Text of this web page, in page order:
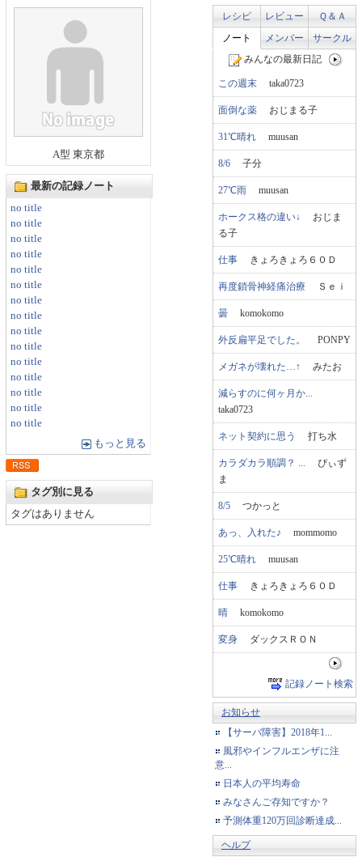
A型 東京都
最新の記録ノート
no title
no title
no title
no title
no title
no title
no title
no title
no title
no title
no title
no title
no title
no title
no title
もっと見る
タグ別に見る
タグはありません
レシピ レビュー
Ｑ＆Ａ
ノート
メンバー
サークル
みんなの最新日記
この週末 taka0723
面倒な薬 おじまる子
31℃晴れ muusan
8/6 子分
27℃雨 muusan
ホークス格の違い↓ おじま
る子
仕事 きょろきょろ６０Ｄ
再度鎖骨神経痛治療 Ｓｅｉ
曇 komokomo
外反扁平足でした。 PONPY
メガネが壊れた…↑ みたお
減らすのに何ヶ月か...
taka0723
ネット契約に思う 打ち水
カラダカラ順調？ ...
ぴぃず
ま
8/5 つかっと
あっ、入れた♪ mommomo
25℃晴れ muusan
仕事 きょろきょろ６０Ｄ
晴 komokomo
変身 ダックスＲＯＮ
記録ノート検索
お知らせ
【サーバ障害】2018年1...
風邪やインフルエンザに注
意...
日本人の平均寿命
みなさんご存知ですか？
予測体重120万回診断達成...
ヘルプ